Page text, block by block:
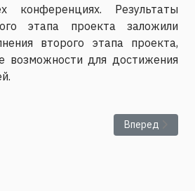
конференциях. Результаты
этапа проекта заложили
второго этапа проекта,
возможности для достижения
теоретическиеСледующий:
Вперед